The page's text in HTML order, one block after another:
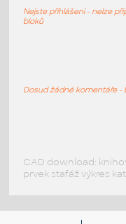
RFA
DWG
Nejste přihlášeni - nelze
bloků
Dosud žádné komentáře -
CAD download:
prvek stafáž výkres